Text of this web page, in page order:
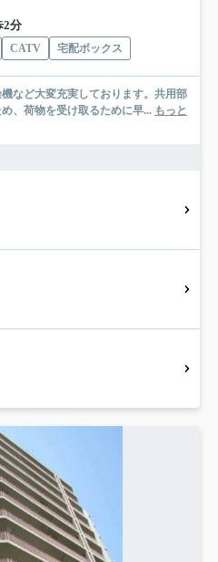
2分
CATV 宅配ボックス
など大変充実しております。共用部
、荷物を受け取るために早... もっと